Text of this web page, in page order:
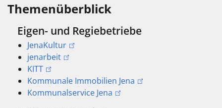
Themenüberblick
Eigen- und Regiebetriebe
JenaKultur
jenarbeit
KITT
Kommunale Immobilien Jena
Kommunalservice Jena